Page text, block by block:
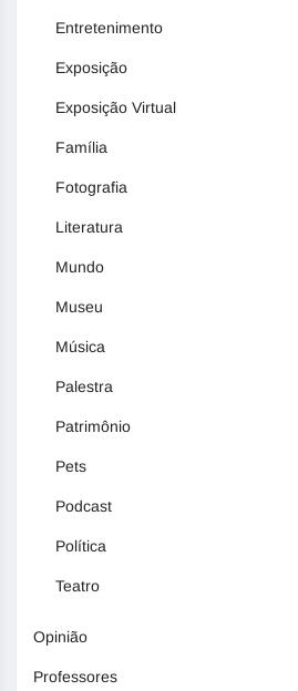
Entretenimento
Exposição
Exposição Virtual
Família
Fotografia
Literatura
Mundo
Museu
Música
Palestra
Patrimônio
Pets
Podcast
Política
Teatro
Opinião
Professores